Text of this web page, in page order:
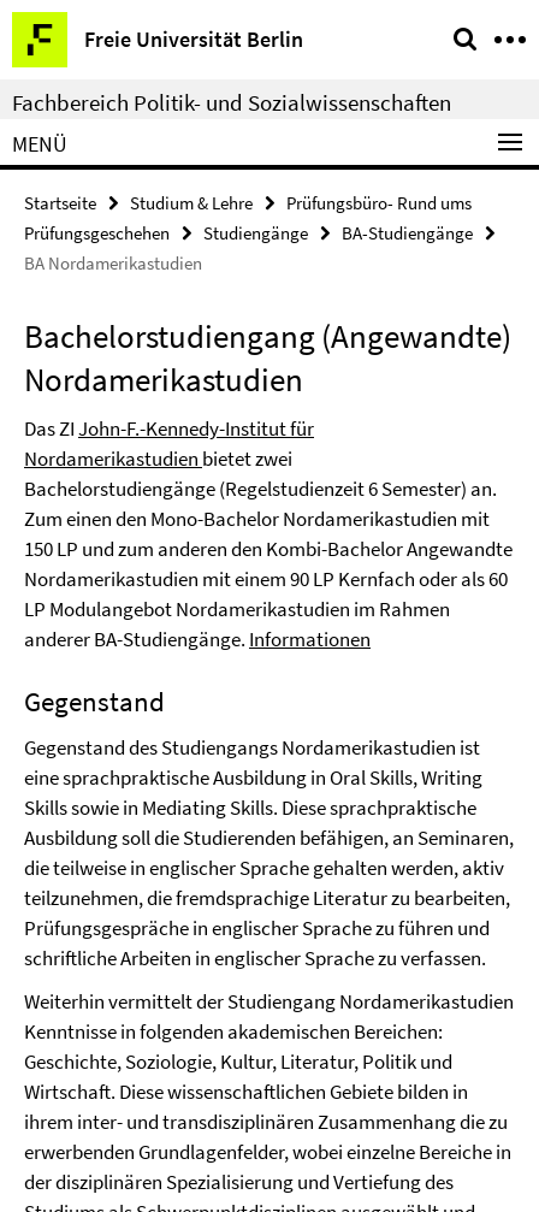
Springe
direkt
zu
Inhalt
Freie Universität Berlin
Service-
Navigation
Fachbereich Politik- und Sozialwissenschaften
MENÜ
Startseite Studium & Lehre
Prüfungsbüro- Rund ums
Prüfungsgeschehen
Studiengänge
BA-Studiengänge
BA Nordamerikastudien
Bachelorstudiengang (Angewandte)
Nordamerikastudien
Das ZIJohn-F.-Kennedy-Institut für
Nordamerikastudien bietet zwei
Bachelorstudiengänge (Regelstudienzeit 6 Semester) an.
Zum einen den Mono-Bachelor Nordamerikastudien mit
150 LP und zum anderen den Kombi-Bachelor Angewandte
Nordamerikastudien mit einem 90 LP Kernfach oder als 60
LP Modulangebot Nordamerikastudien im Rahmen
anderer BA-Studiengänge. Informationen
Gegenstand
Gegenstand des Studiengangs Nordamerikastudien ist
eine sprachpraktische Ausbildung in Oral Skills, Writing
Skills sowie in Mediating Skills. Diese sprachpraktische
Ausbildung soll die Studierenden befähigen, an Seminaren,
die teilweise in englischer Sprache gehalten werden, aktiv
teilzunehmen, die fremdsprachige Literatur zu bearbeiten,
Prüfungsgespräche in englischer Sprache zu führen und
schriftliche Arbeiten in englischer Sprache zu verfassen.
Weiterhin vermittelt der Studiengang Nordamerikastudien
Kenntnisse in folgenden akademischen Bereichen:
Geschichte, Soziologie, Kultur, Literatur, Politik und
Wirtschaft. Diese wissenschaftlichen Gebiete bilden in
ihrem inter- und transdisziplinären Zusammenhang die zu
erwerbenden Grundlagenfelder, wobei einzelne Bereiche in
der disziplinären Spezialisierung und Vertiefung des